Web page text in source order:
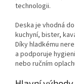
technologii.
Deska je vhodná
kuchyní, bister,
Díky hladkému
a podporuje
nebo ručním